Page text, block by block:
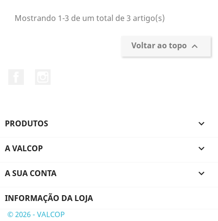
Mostrando 1-3 de um total de 3 artigo(s)
Voltar ao topo 
PRODUTOS 
A VALCOP 
A SUA CONTA 
INFORMAÇÃO DA LOJA
© 2026 - VALCOP